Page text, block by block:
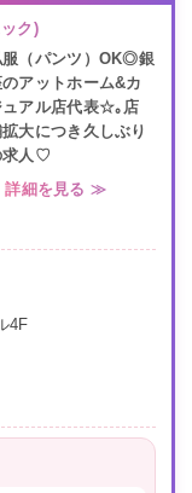
ク)
服（パンツ）OK◎銀
のアットホーム&カ
ュアル店代表☆｡店
拡大につき久しぶり
求人♡
詳細を見る ≫
4F